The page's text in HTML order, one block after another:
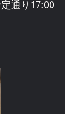
通り17:00